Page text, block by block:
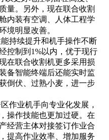
量。另外，现在联合收割
内装有空调、人体工程学
境明显改善。
持续提升和机手操作不断
控制到 1%以内，优于现行
在联合收割机更多采用损
备智能终端后还能实时监
倒伏、过熟小麦，进一步
作业机手向专业化发展，
操作技能也更加过硬。在
经营主体对接签订作业合
提高作业效率、增加服务